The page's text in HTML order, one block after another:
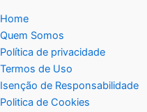
Home
Quem Somos
Política de privacidade
Termos de Uso
Isenção de Responsabilidade
Politica de Cookies